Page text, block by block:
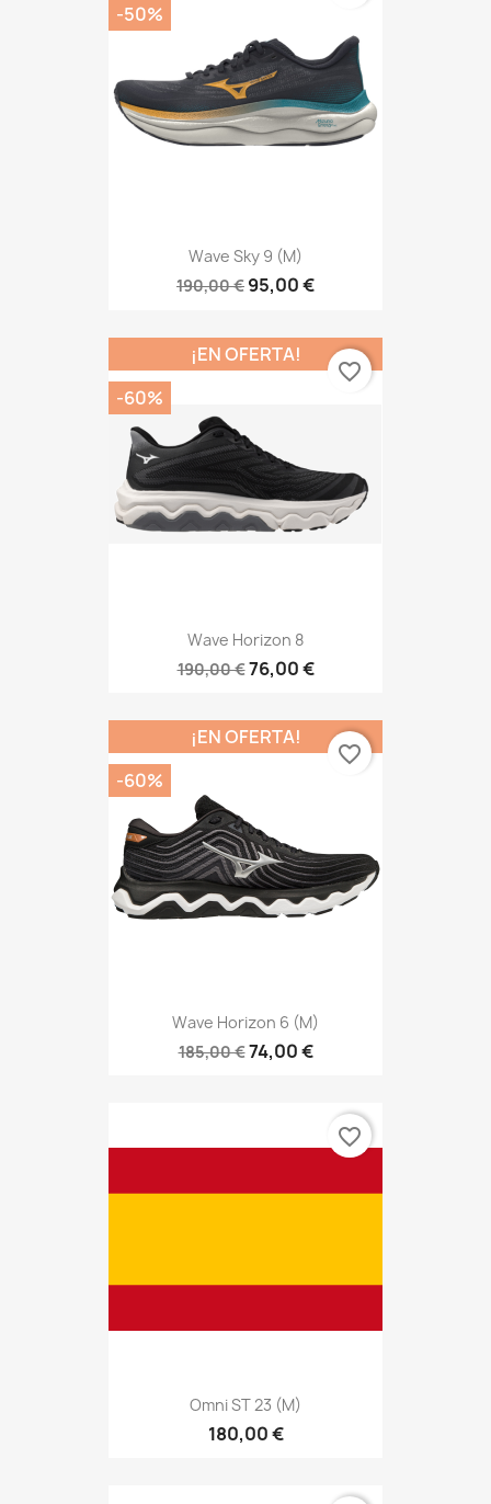
Wave Sky 9 (M)
190,00 € 95,00 €
-50%
Wave Horizon 8
190,00 €76,00 €
¡EN OFERTA!
-60%
favorite_border
Wave Horizon 6 (M)
185,00 €74,00 €
¡EN OFERTA!
-60%
favorite_border
Omni ST 23 (M)
180,00 €
favorite_border